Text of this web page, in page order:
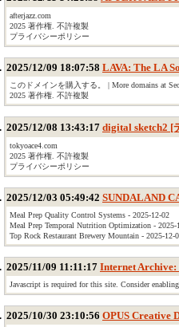
afterjazz.com
2025 著作権. 不許複製
プライバシーポリシー
2025/12/09 18:07:58 LAVA: The LA
このドメインを購入する。 | More domains at
2025 著作権. 不許複製
2025/12/08 13:43:17 digital sketch2 [
tokyoace4.com
2025 著作権. 不許複製
プライバシーポリシー
2025/12/03 05:49:42 SUNDALAND
Meal Prep Quality Control Systems - 2025-12-02
Meal Prep Temporal Nutrition Optimization - 2025-
Top Rock Restaurant Brewery Mountain - 2025-12-
2025/11/09 11:11:17 Internet
Javascript is required for this site. Consider
2025/10/30 23:10:56 OPUS Creative